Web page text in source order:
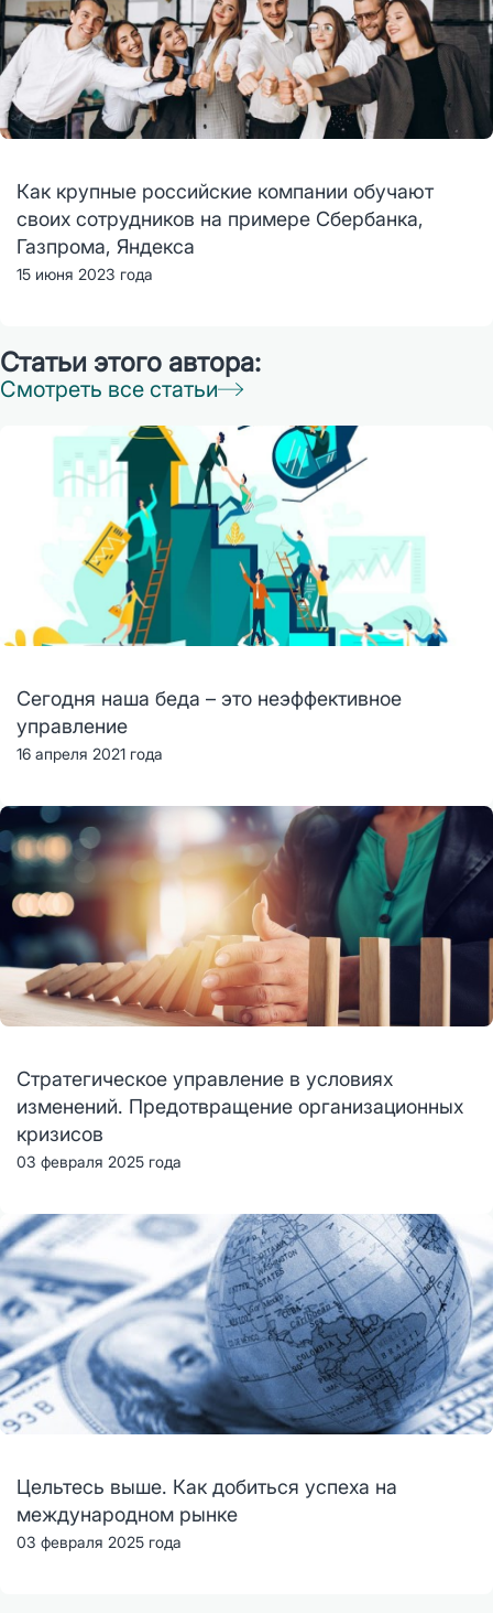
Как крупные российские компании обучают
своих сотрудников на примере Сбербанка,
Газпрома, Яндекса
15 июня 2023 года
Статьи этого автора:
Смотреть все статьи
Сегодня наша беда – это неэффективное
управление
16 апреля 2021 года
Стратегическое управление в условиях
изменений. Предотвращение организационных
кризисов
03 февраля 2025 года
Цельтесь выше. Как добиться успеха на
международном рынке
03 февраля 2025 года